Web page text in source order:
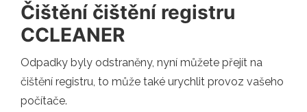
Čištění čištění registru
CCLEANER
Odpadky byly odstraněny, nyní můžete přejít na
čištění registru, to může také urychlit provoz vašeho
počítače.